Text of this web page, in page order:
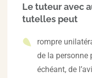
Le tuteur avec
tutelles peut
rompre
de la personne
échéant, de